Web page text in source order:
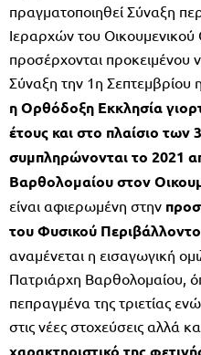
πραγματοποιηθεί Σύναξη
Ιεραρχών του
προσέρχονται προκειμένου
Σύναξη την 1η Σεπτεμβρίου
η Ορθόδοξη Εκκλησία
έτους και στο πλαίσιο
συμπληρώνονται το 2021
Βαρθολομαίου στον
είναι αφιερωμένη στην
του Φυσικού
αναμένεται η εισαγωγική
Πατριάρχη Βαρθολομαίου,
πεπραγμένα της τριετίας
στις νέες στοχεύσεις αλλά
χαρακτηριστικό της